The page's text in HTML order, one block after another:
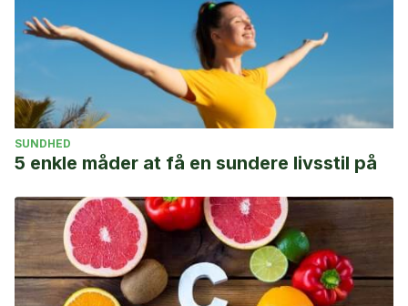
SUNDHED
5 enkle måder at få en sundere livsstil på